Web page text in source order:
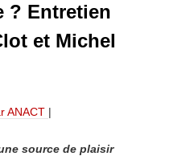
? Entretien
et Michel
ANACT |
source de plaisir